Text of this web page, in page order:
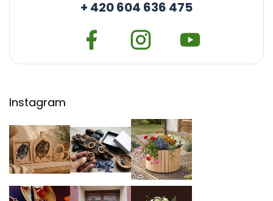
+ 420 604 636 475
Instagram